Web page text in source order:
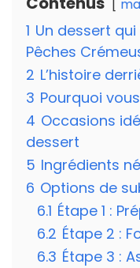
1 Un dessert
Pêches
2 L’histoire
3 Pourquoi
4 Occasions
dessert
5 Ingrédients
6 Options de
6.1 Étape 1 :
6.2 Étape 2 :
6.3 Étape 3 :